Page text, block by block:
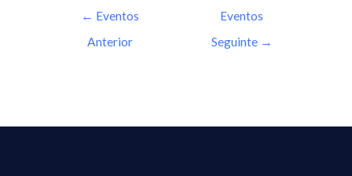
← Eventos
Anterior
Eventos
Seguinte →